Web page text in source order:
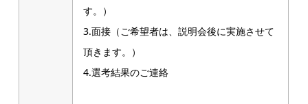
す。）
3.面接（ご希望者は、説明会後に実施させて
頂きます。）
4.選考結果のご連絡